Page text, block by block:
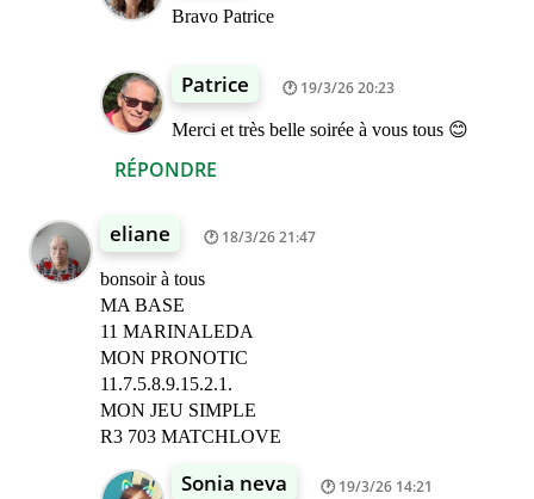
RÉPONDRE
Bravo Patrice
Patrice 19/3/26 20:23
Merci et très belle soirée à vous tous 😊
eliane 18/3/26 21:47
bonsoir à tous
MA BASE
11 MARINALEDA
MON PRONOTIC
11.7.5.8.9.15.2.1.
MON JEU SIMPLE
R3 703 MATCHLOVE
Sonia neva 19/3/26 14:21